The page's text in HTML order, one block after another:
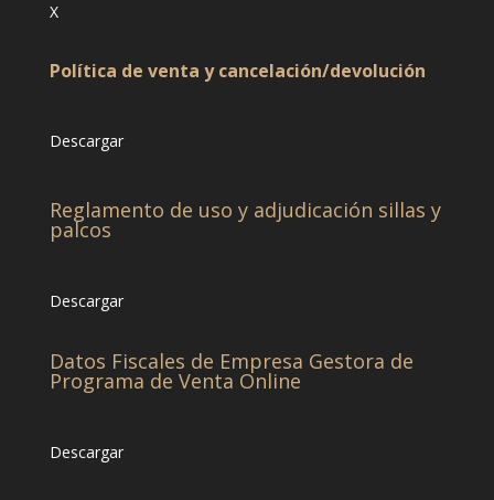
X
Política de venta y cancelación/devolución
Descargar
Reglamento de uso y adjudicación sillas y
palcos
Descargar
Datos Fiscales de Empresa Gestora de
Programa de Venta Online
Descargar